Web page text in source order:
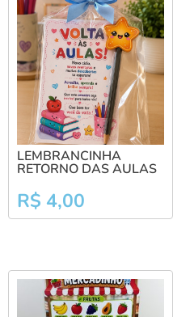
LEMBRANCINHA
RETORNO DAS AULAS
R$ 4,00